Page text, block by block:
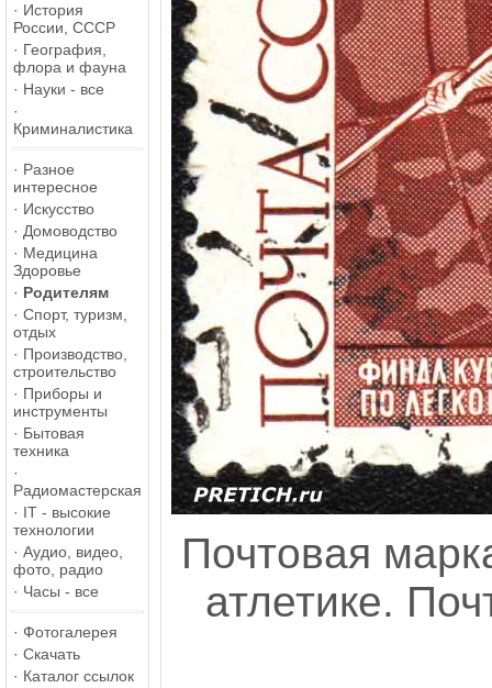
· История
России, СССР
· География,
флора и фауна
· Науки - все
·
Криминалистика
· Разное
интересное
· Искусство
· Домоводство
· Медицина
Здоровье
· Родителям
· Спорт, туризм,
отдых
· Производство,
строительство
· Приборы и
инструменты
· Бытовая
техника
·
Радиомастерская
· IT - высокие
технологии
· Аудио, видео,
фото, радио
· Часы - все
· Фотогалерея
· Скачать
· Каталог ссылок
Почтовая
атлетике.